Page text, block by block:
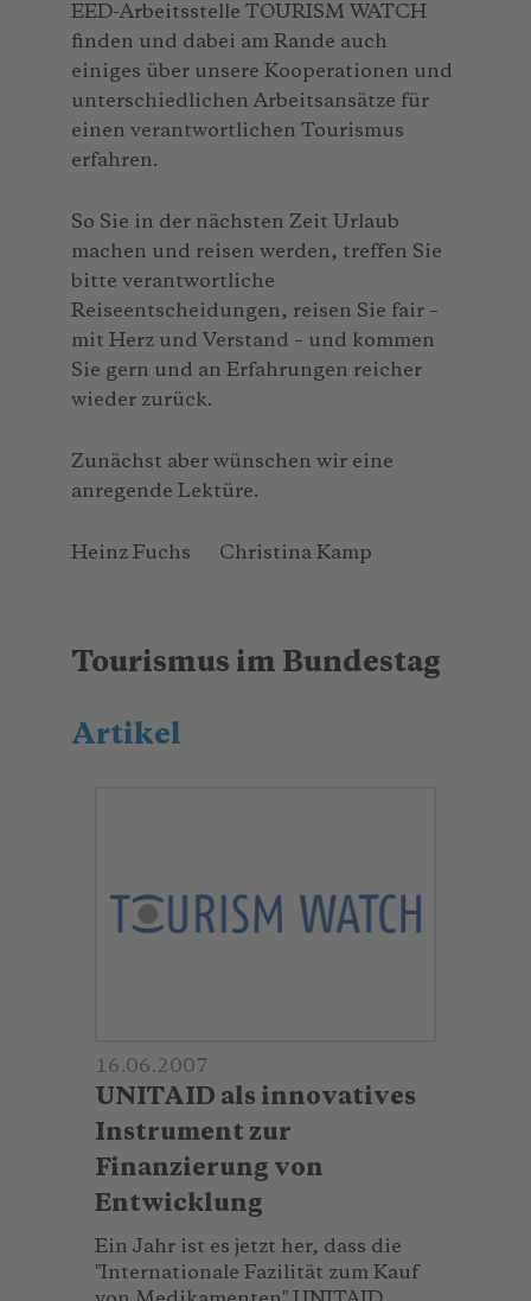
EED-Arbeitsstelle TOURISM WATCH
finden und dabei am Rande auch
einiges über unsere Kooperationen und
unterschiedlichen Arbeitsansätze für
einen verantwortlichen Tourismus
erfahren.
So Sie in der nächsten Zeit Urlaub
machen und reisen werden, treffen Sie
bitte verantwortliche
Reiseentscheidungen, reisen Sie fair –
mit Herz und Verstand – und kommen
Sie gern und an Erfahrungen reicher
wieder zurück.
Zunächst aber wünschen wir eine
anregende Lektüre.
Heinz Fuchs Christina Kamp
Tourismus im Bundestag
Artikel
16.06.2007
UNITAID als innovatives
Instrument zur
Finanzierung von
Entwicklung
Ein Jahr ist es jetzt her, dass die
″Internationale Fazilität zum Kauf